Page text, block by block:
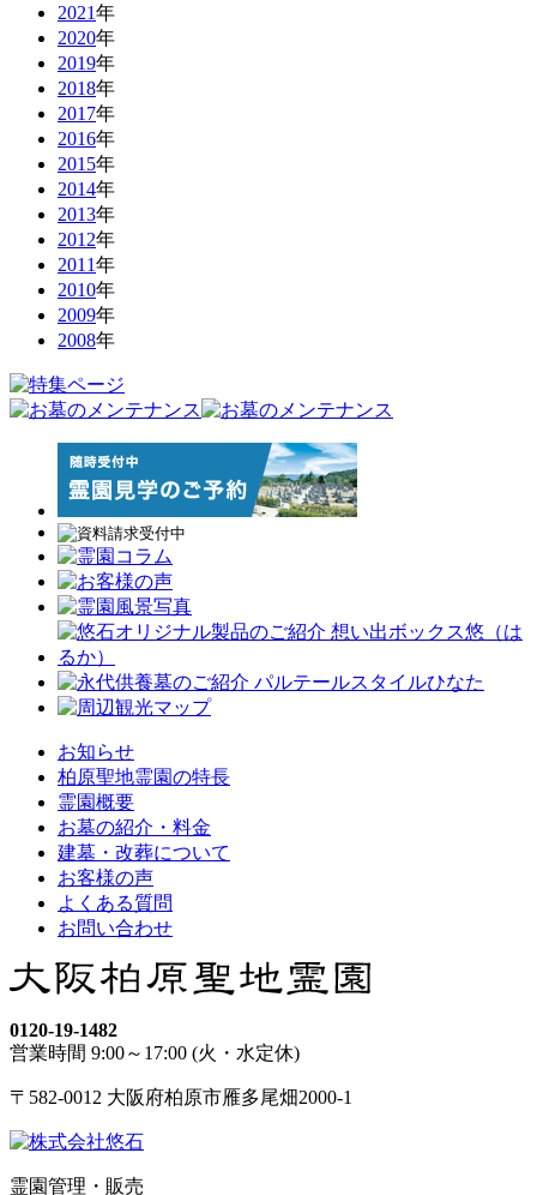
2021年
2020年
2019年
2018年
2017年
2016年
2015年
2014年
2013年
2012年
2011年
2010年
2009年
2008年
お知らせ
柏原聖地霊園の特長
霊園概要
お墓の紹介・料金
建墓・改葬について
お客様の声
よくある質問
お問い合わせ
0120-19-1482
営業時間 9:00～17:00 (火・水定休)
〒582-0012 大阪府柏原市雁多尾畑2000-1
霊園管理・販売